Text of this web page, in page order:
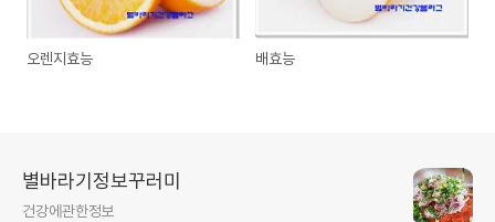
오렌지효능 배효능
별바라기정보꾸러미
건강에관한정보